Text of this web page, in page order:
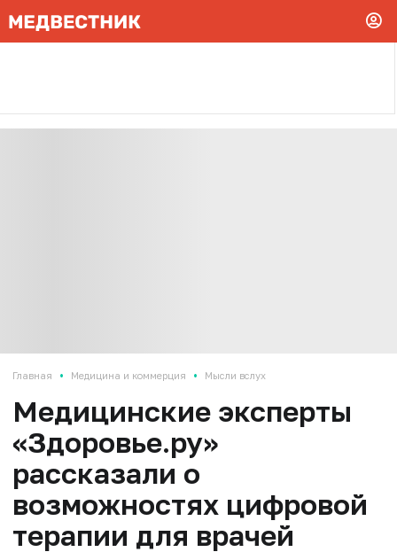
Главная • Медицина и коммерция • Мысли вслух
Медицинские эксперты
«Здоровье.ру»
рассказали о
возможностях цифровой
терапии для врачей